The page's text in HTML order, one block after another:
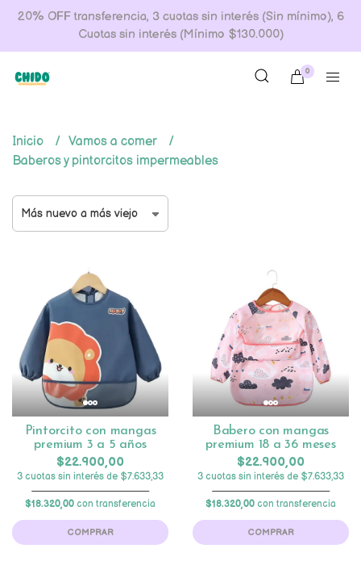
20% OFF transferencia, 3 cuotas sin interés (Sin mínimo), 6
Cuotas sin interés (Mínimo $130.000)
0
Inicio
Vamos a comer
Baberos y pintorcitos impermeables
Pintorcito con mangas
premium 3 a 5 años
$22.900,00
3 cuotas sin interés de $7.633,33
$18.320,00 con transferencia
COMPRAR
Babero con mangas
premium 18 a 36 meses
$22.900,00
3 cuotas sin interés de $7.633,33
$18.320,00 con transferencia
COMPRAR